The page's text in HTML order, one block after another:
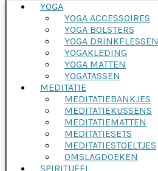
YOGA
YOGA ACCESSOIRES
YOGA BOLSTERS
YOGA DRINKFLESSEN
YOGAKLEDING
YOGA MATTEN
YOGATASSEN
MEDITATIE
MEDITATIEBANKJES
MEDITATIEKUSSENS
MEDITATIEMATTEN
MEDITATIESETS
MEDITATIESTOELTJES
OMSLAGDOEKEN
SPIRITUEEL